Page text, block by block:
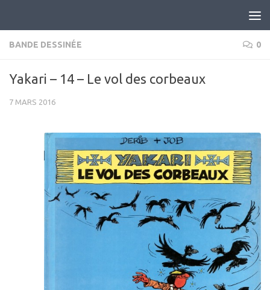
BANDE DESSINÉE 0
Yakari – 14 – Le vol des corbeaux
7 MARS 2016